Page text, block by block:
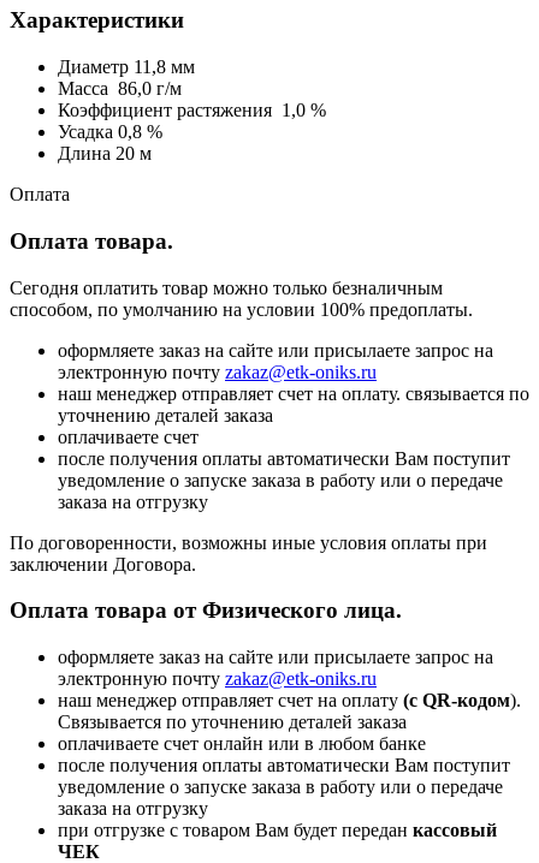
Характеристики
Диаметр 11,8 мм
Масса 86,0 г/м
Коэффициент растяжения 1,0 %
Усадка 0,8 %
Длина 20 м
Оплата
Оплата товара.
Сегодня оплатить товар можно только безналичным
способом, по умолчанию на условии 100% предоплаты.
оформляете заказ на сайте или присылаете запрос на
электронную почту zakaz@etk-oniks.ru
наш менеджер отправляет счет на оплату. связывается по
уточнению деталей заказа
оплачиваете счет
после получения оплаты автоматически Вам поступит
уведомление о запуске заказа в работу или о передаче
заказа на отгрузку
По договоренности, возможны иные условия оплаты при
заключении Договора.
Оплата товара от Физического лица.
оформляете заказ на сайте или присылаете запрос на
электронную почту zakaz@etk-oniks.ru
наш менеджер отправляет счет на оплату (с QR-кодом).
Связывается по уточнению деталей заказа
оплачиваете счет онлайн или в любом банке
после получения оплаты автоматически Вам поступит
уведомление о запуске заказа в работу или о передаче
заказа на отгрузку
при отгрузке с товаром Вам будет передан кассовый
ЧЕК